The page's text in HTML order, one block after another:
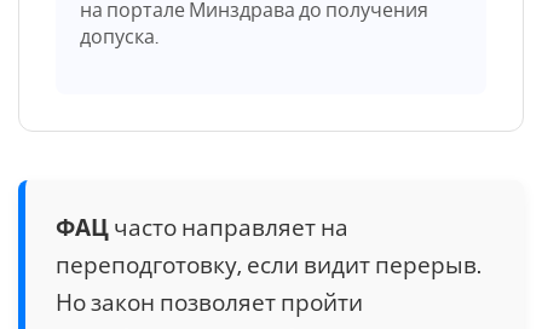
на портале Минздрава до получения
допуска.
ФАЦ часто направляет на
переподготовку, если видит перерыв.
Но закон позволяет пройти